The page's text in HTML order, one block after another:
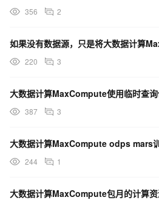
356 2
220 3
387 3
244 1